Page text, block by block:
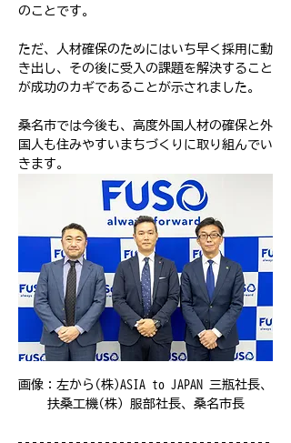
のことです。
ただ、人材確保のためにはいち早く採用に動
き出し、その後に受入の課題を解決すること
が成功のカギであることが示されました。
桑名市では今後も、高度外国人材の確保と外
国人も住みやすいまちづくりに取り組んでい
きます。
画像：左から(株)ASIA to JAPAN 三瓶社長、
扶桑工機(株) 服部社長、桑名市長